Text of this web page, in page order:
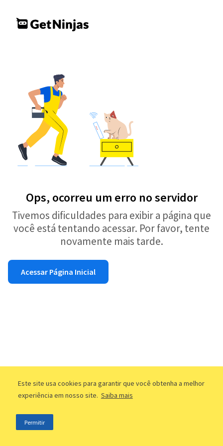
Este site usa cookies para garantir que você obtenha a melhor
experiência em nosso site. Saiba mais
Permitir
Ops, ocorreu um erro no servidor
Tivemos dificuldades para exibir a página que
você está tentando acessar. Por favor, tente
novamente mais tarde.
Acessar Página Inicial